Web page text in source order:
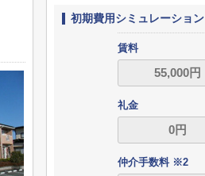
初期費用シミュレーション
賃料
礼金
仲介手数料 ※2